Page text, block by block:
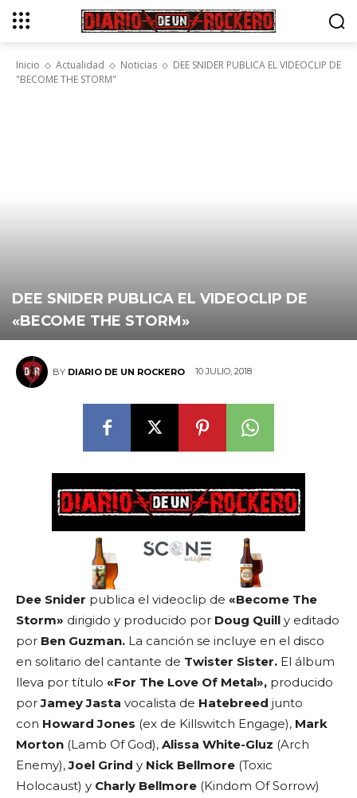
Inicio Actualidad Noticias
DEE SNIDER PUBLICA EL VIDEOCLIP DE
"BECOME THE STORM"
DEE SNIDER PUBLICA EL VIDEOCLIP DE
«BECOME THE STORM»
BY DIARIO DE UN ROCKERO 10 JULIO, 2018
Dee Snider publica el videoclip de «Become The
Storm» dirigido y producido por Doug Quill y editado
por Ben Guzman. La canción se incluye en el disco
en solitario del cantante de Twister Sister. El álbum
lleva por título «For The Love Of Metal», producido
porJamey Jasta vocalista de Hatebreed junto
con Howard Jones (ex de Killswitch Engage), Mark
Morton (Lamb Of God), Alissa White-Gluz (Arch
Enemy),Joel Grind y Nick Bellmore (Toxic
Holocaust) y Charly Bellmore (Kindom Of Sorrow)